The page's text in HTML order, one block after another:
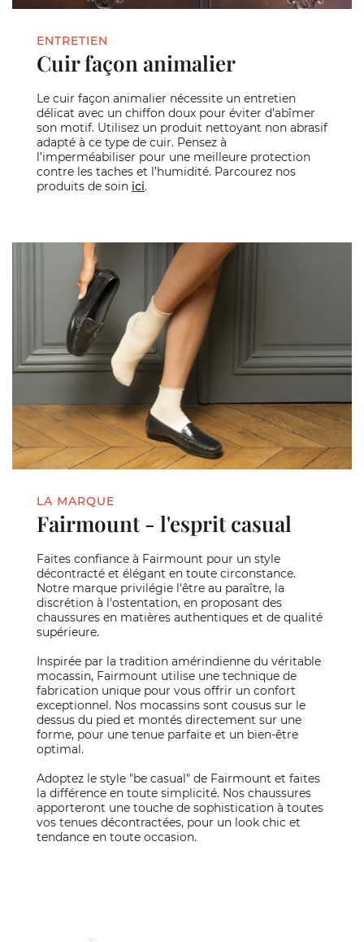
ENTRETIEN
Cuir façon animalier
Le cuir façon animalier nécessite un entretien
délicat avec un chiffon doux pour éviter d’abîmer
son motif. Utilisez un produit nettoyant non abrasif
adapté à ce type de cuir. Pensez à
l’imperméabiliser pour une meilleure protection
contre les taches et l’humidité. Parcourez nos
produits de soin ici.
LA MARQUE
Fairmount - l'esprit casual
Faites confiance à Fairmount pour un style
décontracté et élégant en toute circonstance.
Notre marque privilégie l'être au paraître, la
discrétion à l'ostentation, en proposant des
chaussures en matières authentiques et de qualité
supérieure.
Inspirée par la tradition amérindienne du véritable
mocassin, Fairmount utilise une technique de
fabrication unique pour vous offrir un confort
exceptionnel. Nos mocassins sont cousus sur le
dessus du pied et montés directement sur une
forme, pour une tenue parfaite et un bien-être
optimal.
Adoptez le style "be casual" de Fairmount et faites
la différence en toute simplicité. Nos chaussures
apporteront une touche de sophistication à toutes
vos tenues décontractées, pour un look chic et
tendance en toute occasion.